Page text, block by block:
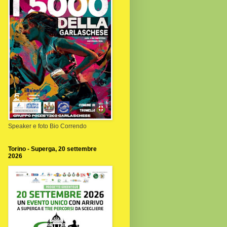
Speaker e foto Bio Correndo
Torino - Superga, 20 settembre
2026